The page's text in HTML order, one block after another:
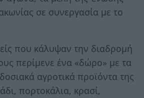
σε συνεργασία με το
που κάλυψαν την διαδρομή
περίμενε ένα «δώρο» με τα
αγροτικά προϊόντα της
πορτοκάλια, κρασί,